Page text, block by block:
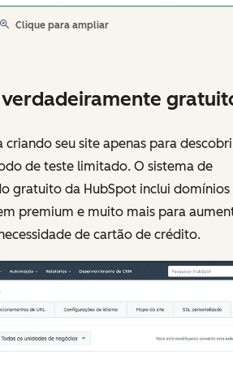
Clique para ampliar
verdadeiramente
seu site apenas para
de teste limitado. O sistema de
gratuito da HubSpot inclui domínios
premium e muito mais para
de cartão de crédito.